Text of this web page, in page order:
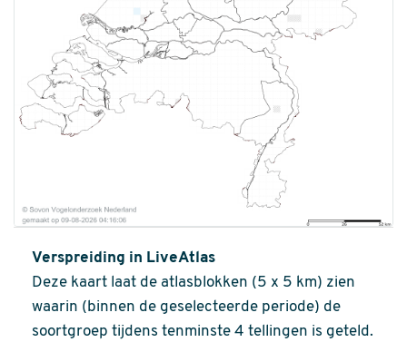
Verspreiding in LiveAtlas
Deze kaart laat de atlasblokken (5 x 5 km) zien
waarin (binnen de geselecteerde periode) de
soortgroep tijdens tenminste 4 tellingen is geteld.